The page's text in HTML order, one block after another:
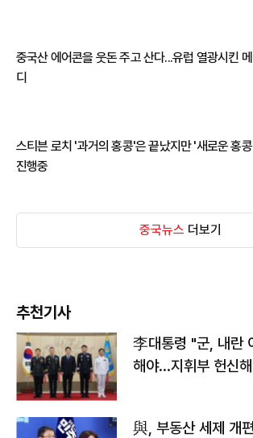
중국산 에어콘을 웃돈 주고 산다...유럽 열광시킨 메
디
스티븐 로치 '과거의 홍콩'은 끝났지만 '새로운 홍
진행중
중국뉴스 더보기
추천기사
李대통령 "군, 내란
해야…지휘부 헌신
與, 부동산 세제 개